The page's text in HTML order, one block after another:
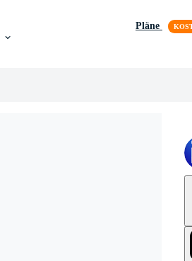
Pläne